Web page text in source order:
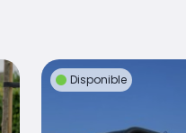
Disponible